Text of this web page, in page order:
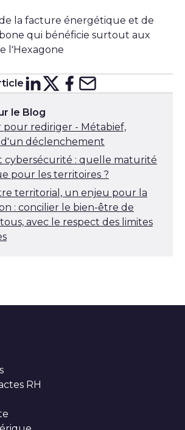
la facture énergétique et de
qui bénéficie surtout aux
l’Hexagone
Partager sur
Partager surX
Partager
Partager
le Blog
pour rediriger - Métabief,
déclenchement
cybersécurité : quelle maturité
pour les territoires ?
territorial, un enjeu pour la
: concilier le bien-être de
avec le respect des limites
RH